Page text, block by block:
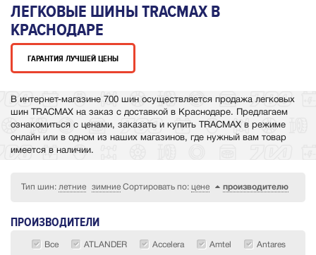
ЛЕГКОВЫЕ ШИНЫ TRACMAX В
КРАСНОДАРЕ
ГАРАНТИЯ ЛУЧШЕЙ ЦЕНЫ
В интернет-магазине 700 шин осуществляется продажа легковых
шин TRACMAX на заказ с доставкой в Краснодаре. Предлагаем
ознакомиться с ценами, заказать и купить TRACMAX в режиме
онлайн или в одном из наших магазинов, где нужный вам товар
имеется в наличии.
Тип шин: летние зимние Сортировать по: цене производителю
ПРОИЗВОДИТЕЛИ
Все ATLANDER Accelera Amtel Antares